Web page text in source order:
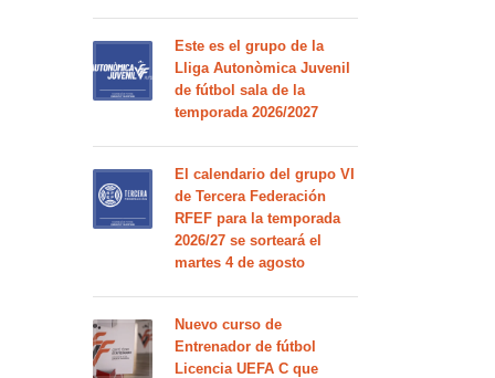
Este es el grupo de la
Lliga Autonòmica Juvenil
de fútbol sala de la
temporada 2026/2027
El calendario del grupo VI
de Tercera Federación
RFEF para la temporada
2026/27 se sorteará el
martes 4 de agosto
Nuevo curso de
Entrenador de fútbol
Licencia UEFA C que